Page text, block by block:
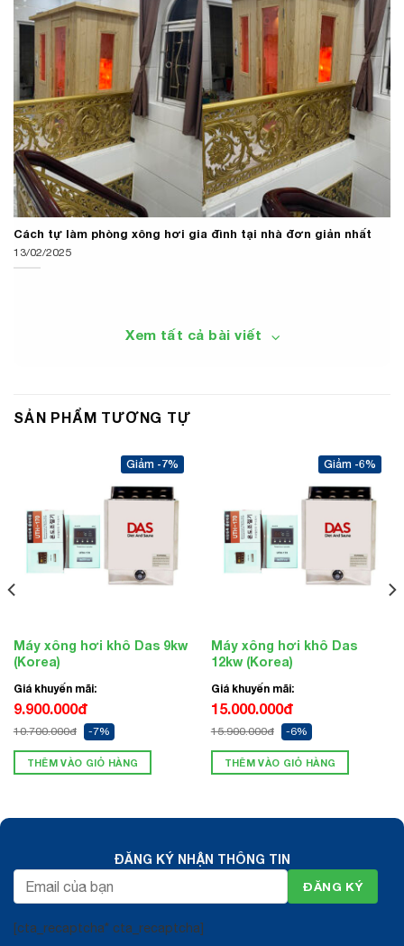
Cách tự làm phòng xông hơi gia đình tại nhà đơn giản nhất
13/02/2025
Xem tất cả bài viết
SẢN PHẨM TƯƠNG TỰ
-7%
Máy xông hơi khô Das 9kw
(Korea)
Giá khuyến mãi:
9.900.000đ
10.700.000đ -7%
THÊM VÀO GIỎ HÀNG
-6%
Máy xông hơi khô Das
12kw (Korea)
Giá khuyến mãi:
15.000.000đ
15.900.000đ -6%
THÊM VÀO GIỎ HÀNG
ĐĂNG KÝ NHẬN THÔNG TIN
[cta_recaptcha* cta_recaptcha]